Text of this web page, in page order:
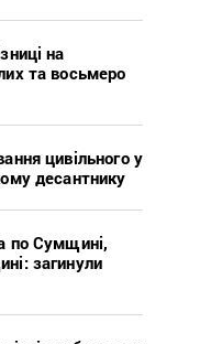
на
та восьмеро
цивільного у
десантнику
по Сумщині,
загинули